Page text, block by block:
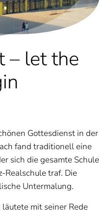
– let the
Gottesdienst in der
fand traditionell eine
sich die gesamte Schule
Realschule traf. Die
Untermalung.
mit seiner Rede